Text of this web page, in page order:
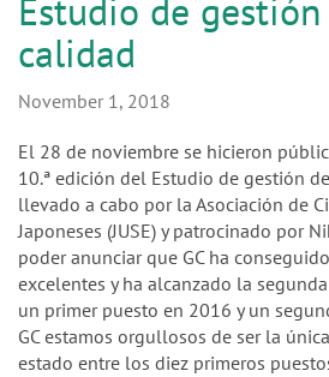
Estudio de
calidad
November 1, 2018
El 28 de noviembre se hicieron
10.ª edición del Estudio de gestión
llevado a cabo por la Asociación de
Japoneses (JUSE) y patrocinado por
poder anunciar que GC ha
excelentes y ha alcanzado la
un primer puesto en 2016 y un
GC estamos orgullosos de ser la
estado entre los diez primeros